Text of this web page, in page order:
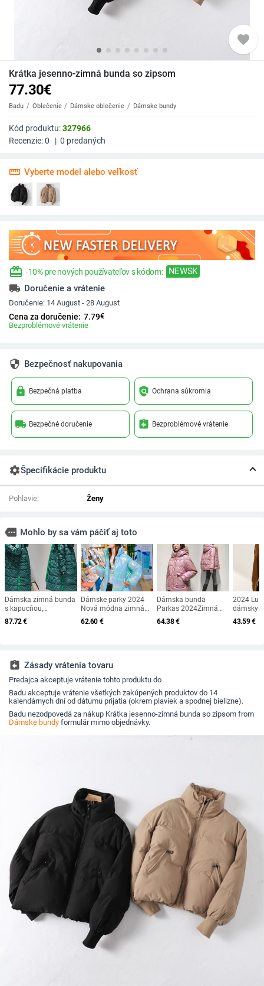
favorite
Krátka jesenno-zimná bunda so zipsom
77.30€
Badu Oblečenie Dámske oblečenie Dámske bundy
Kód produktu:327966
Recenzie:0 | 0 predaných
straighten Vyberte model alebo veľkosť
redeem -10% pre nových používateľov s kódom: NEWSK
local_shipping Doručenie a vrátenie
Doručenie: 14 August - 28 August
Cena za doručenie: 7.79€
Bezproblémové vrátenie
security Bezpečnosť nakupovania
lock Bezpečná platba policy Ochrana súkromia
local_shipping Bezpečné doručenie assignment_return Bezproblémové vrátenie
settingsŠpecifikácie produktu
Pohlavie: Ženy
more Mohlo by sa vám páčiť aj toto
Dámska zimná bunda
s kapucňou,
nepremokavá
prešívaná bunda,
nepremokavá bunda s
kapucňou
87.72€
Dámske parky 2024
Nová módna zimná
bunda Lesklá
páperová bavlnená
Jednodielna dámska
bunda Snowwear
Kabát
62.60 €
Dámska bunda
Parkas 2024Zimná
jednorazová lesklá
krátka biela páperová
64.38€
2024
dámsky
kabát z
43.59€
assignment_return Zásady vrátenia tovaru
Predajca akceptuje vrátenie tohto produktu do
Badu akceptuje vrátenie všetkých zakúpených produktov do 14
kalendárnych dní od dátumu prijatia (okrem plaviek a spodnej bielizne).
Badu nezodpovedá za nákup Krátka jesenno-zimná bunda so zipsom from
Dámske bundy formulár mimo objednávky.